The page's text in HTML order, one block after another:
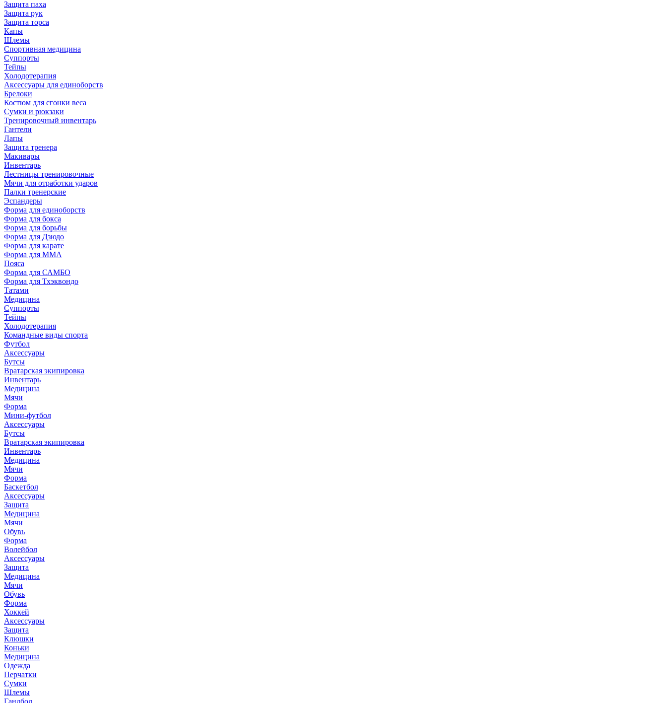
Защита паха
Защита рук
Защита торса
Капы
Шлемы
Спортивная медицина
Суппорты
Тейпы
Холодотерапия
Аксессуары для единоборств
Брелоки
Костюм для сгонки веса
Сумки и рюкзаки
Тренировочный инвентарь
Гантели
Лапы
Защита тренера
Макивары
Инвентарь
Лестницы тренировочные
Мячи для отработки ударов
Палки тренерские
Эспандеры
Форма для единоборств
Форма для бокса
Форма для борьбы
Форма для Дзюдо
Форма для карате
Форма для MMA
Пояса
Форма для САМБО
Форма для Тхэквондо
Татами
Медицина
Суппорты
Тейпы
Холодотерапия
Командные виды спорта
Футбол
Аксессуары
Бутсы
Вратарская экипировка
Инвентарь
Медицина
Мячи
Форма
Мини-футбол
Аксессуары
Бутсы
Вратарская экипировка
Инвентарь
Медицина
Мячи
Форма
Баскетбол
Аксессуары
Защита
Медицина
Мячи
Обувь
Форма
Волейбол
Аксессуары
Защита
Медицина
Мячи
Обувь
Форма
Хоккей
Аксессуары
Защита
Клюшки
Коньки
Медицина
Одежда
Перчатки
Сумки
Шлемы
Гандбол